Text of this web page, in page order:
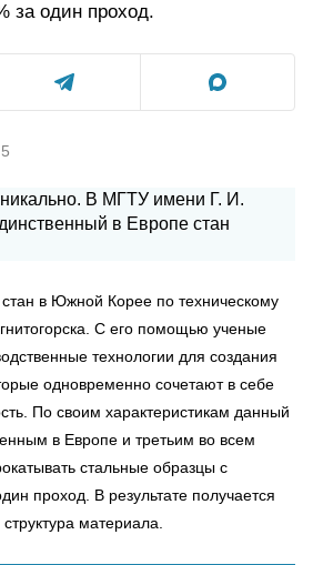
за один проход.
5
в Южной Корее по техническому
С его помощью ученые
технологии для создания
одновременно сочетают в себе
По своим характеристикам данный
в Европе и третьим во всем
стальные образцы с
проход. В результате получается
материала.